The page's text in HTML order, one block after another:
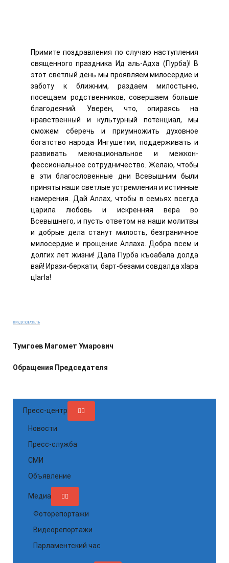
Примите поздравления по случаю наступления
священного праздника Ид аль-Адха (ГIурба)! В
этот светлый день мы проявляем милосердие и
заботу к ближним, раздаем милостыню,
посещаем родственников, совершаем больше
благодеяний. Уверен, что, опираясь на
нравственный и культурный потенциал, мы
сможем сберечь и приумножить духовное
богатство народа Ингушетии, поддерживать и
развивать межнациональное и межкон-
фессиональное сотрудничество. Желаю, чтобы
в эти благословенные дни Всевышним были
приняты наши светлые устремления и истинные
намерения. Дай Аллах, чтобы в семьях всегда
царила любовь и искренняя вера во
Всевышнего, и пусть ответом на наши молитвы
и добрые дела станут милость, безграничное
милосердие и прощение Аллаха. Добра всем и
долгих лет жизни! Дала ГIурба къоабала долда
вай! Ирази-беркати, барт-безами совдалда хIара
цIагIа!
ПРЕДСЕДАТЕЛЬ
Тумгоев Магомет Умарович
Обращения Председателя
Пресс-центр
Новости
Пресс-служба
СМИ
Объявление
Медиа
Фоторепортажи
Видеорепортажи
Парламентский час